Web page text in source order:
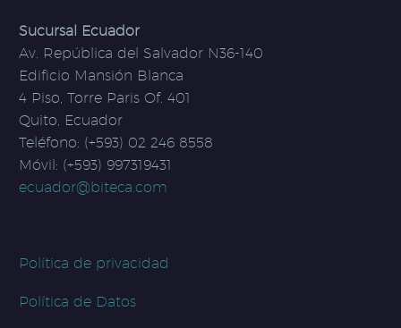
Sucursal Ecuador
Av. República del Salvador N36-140
Edificio Mansión Blanca
4 Piso, Torre Paris Of. 401
Quito, Ecuador
Teléfono: (+593) 02 246 8558
Móvil: (+593) 997319431
ecuador@biteca.com
Política de privacidad
Política de Datos